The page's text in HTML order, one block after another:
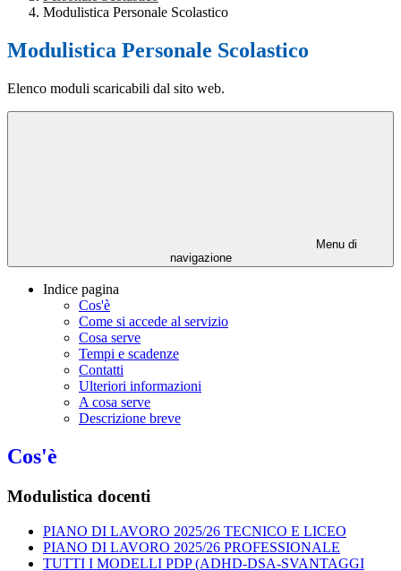
Modulistica Personale Scolastico
Modulistica Personale Scolastico
Elenco moduli scaricabili dal sito web.
Menu di
navigazione
Indice pagina
Cos'è
Come si accede al servizio
Cosa serve
Tempi e scadenze
Contatti
Ulteriori informazioni
A cosa serve
Descrizione breve
Cos'è
Modulistica docenti
PIANO DI LAVORO 2025/26 TECNICO E LICEO
PIANO DI LAVORO 2025/26 PROFESSIONALE
TUTTI I MODELLI PDP (ADHD-DSA-SVANTAGGI